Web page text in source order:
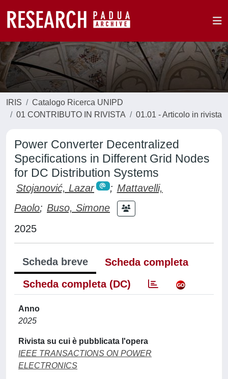
IRIS
Catalogo Ricerca UNIPD
01 CONTRIBUTO IN RIVISTA
01.01 - Articolo in rivista
Power Converter Decentralized
Specifications in Different Grid Nodes
for DC Distribution Systems
Stojanović, Lazar ; Mattavelli,
Paolo; Buso, Simone
2025
Scheda breve
Scheda completa
Scheda completa (DC)
Anno
2025
Rivista su cui è pubblicata l'opera
IEEE TRANSACTIONS ON POWER
ELECTRONICS